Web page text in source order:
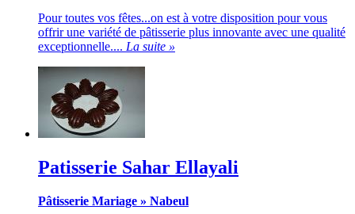
Pour toutes vos fêtes...on est à votre disposition pour vous
offrir une variété de pâtisserie plus innovante avec une qualité
exceptionnelle.... La suite »
Patisserie Sahar Ellayali
Pâtisserie Mariage » Nabeul